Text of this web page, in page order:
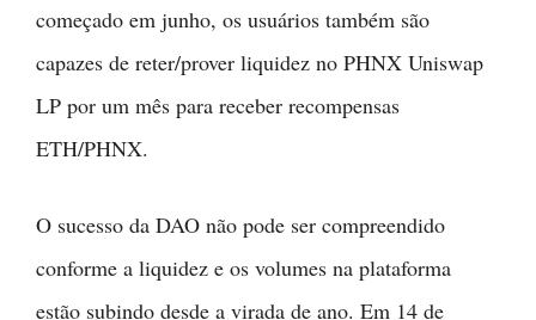
começado em junho, os usuários também são
capazes de reter/prover liquidez no PHNX Uniswap
LP por um mês para receber recompensas
ETH/PHNX.
O sucesso da DAO não pode ser compreendido
conforme a liquidez e os volumes na plataforma
estão subindo desde a virada de ano. Em 14 de